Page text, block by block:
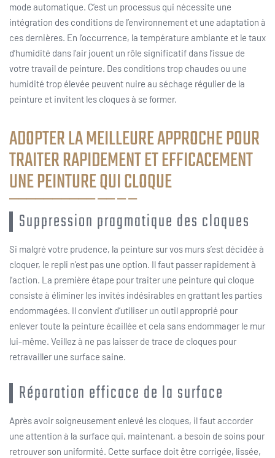
mode automatique. C’est un processus qui nécessite une
intégration des conditions de l’environnement et une adaptation à
ces dernières. En l’occurrence, la température ambiante et le taux
d’humidité dans l’air jouent un rôle significatif dans l’issue de
votre travail de peinture. Des conditions trop chaudes ou une
humidité trop élevée peuvent nuire au séchage régulier de la
peinture et invitent les cloques à se former.
ADOPTER LA MEILLEURE APPROCHE POUR
TRAITER RAPIDEMENT ET EFFICACEMENT
UNE PEINTURE QUI CLOQUE
Suppression pragmatique des cloques
Si malgré votre prudence, la peinture sur vos murs s’est décidée à
cloquer, le repli n’est pas une option. Il faut passer rapidement à
l’action. La première étape pour traiter une peinture qui cloque
consiste à éliminer les invités indésirables en grattant les parties
endommagées. Il convient d’utiliser un outil approprié pour
enlever toute la peinture écaillée et cela sans endommager le mur
lui-même. Veillez à ne pas laisser de trace de cloques pour
retravailler une surface saine.
Réparation efficace de la surface
Après avoir soigneusement enlevé les cloques, il faut accorder
une attention à la surface qui, maintenant, a besoin de soins pour
retrouver son uniformité. Cette surface doit être corrigée, lissée,